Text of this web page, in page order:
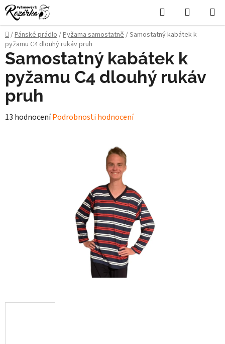
Přejít
na
obsah
Hledat
KOŠÍK
Domů
/Pánské prádlo/Pyžama samostatně/Samostatný kabátek k
pyžamu C4 dlouhý rukáv pruh
Samostatný kabátek k
pyžamu C4 dlouhý rukáv
pruh
Průměrné
13 hodnoceníPodrobnosti hodnocení